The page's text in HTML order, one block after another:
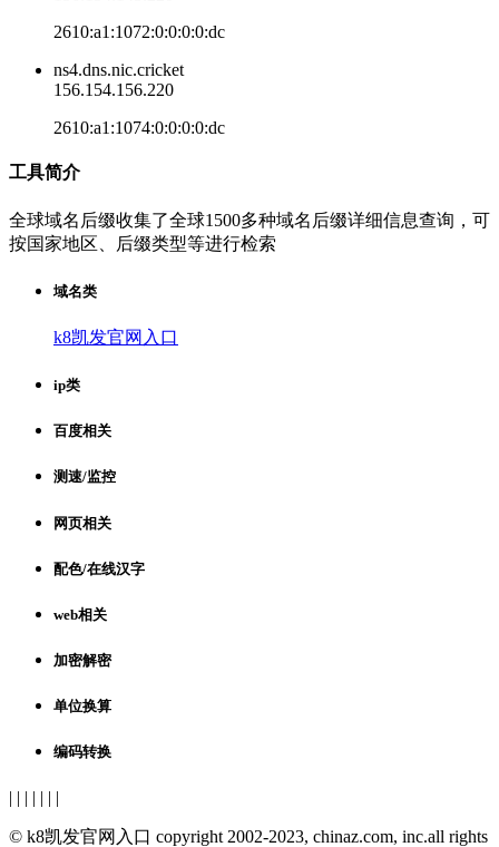
2610:a1:1072:0:0:0:0:dc
ns4.dns.nic.cricket
156.154.156.220
2610:a1:1074:0:0:0:0:dc
工具简介
全球域名后缀收集了全球1500多种域名后缀详细信息查询，可
按国家地区、后缀类型等进行检索
域名类
k8凯发官网入口
ip类
百度相关
测速/监控
网页相关
配色/在线汉字
web相关
加密解密
单位换算
编码转换
| | | | | | |
© k8凯发官网入口 copyright 2002-2023, chinaz.com, inc.all rights